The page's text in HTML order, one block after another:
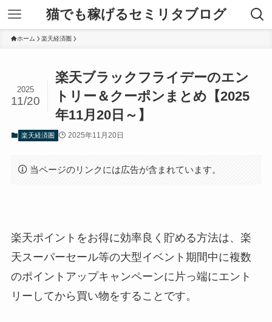
猫でも稼げるセミリタブログ
ホーム 楽天経済圏
楽天ブラックフライデーのエン
トリー＆クーポンまとめ【2025
年11月20日～】
2025
11/20
楽天経済圏 2025年11月20日
当ページのリンクには広告が含まれています。
楽天ポイントをお得に効率良く貯める方法は、楽
天スーパーセール等の大型イベント期間中に複数
のポイントアップキャンペーンに片っ端にエント
リーしてから買い物をすることです。